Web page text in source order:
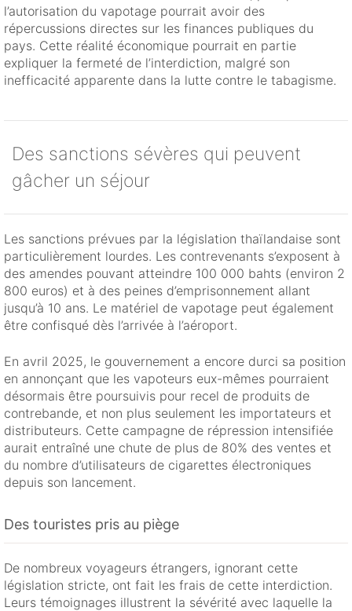
l’autorisation du vapotage pourrait avoir des
répercussions directes sur les finances publiques du
pays. Cette réalité économique pourrait en partie
expliquer la fermeté de l’interdiction, malgré son
inefficacité apparente dans la lutte contre le tabagisme.
Des sanctions sévères qui peuvent
gâcher un séjour
Les sanctions prévues par la législation thaïlandaise sont
particulièrement lourdes. Les contrevenants s’exposent à
des amendes pouvant atteindre 100 000 bahts (environ 2
800 euros) et à des peines d’emprisonnement allant
jusqu’à 10 ans. Le matériel de vapotage peut également
être confisqué dès l’arrivée à l’aéroport.
En avril 2025, le gouvernement a encore durci sa position
en annonçant que les vapoteurs eux-mêmes pourraient
désormais être poursuivis pour recel de produits de
contrebande, et non plus seulement les importateurs et
distributeurs. Cette campagne de répression intensifiée
aurait entraîné une chute de plus de 80% des ventes et
du nombre d’utilisateurs de cigarettes électroniques
depuis son lancement.
Des touristes pris au piège
De nombreux voyageurs étrangers, ignorant cette
législation stricte, ont fait les frais de cette interdiction.
Leurs témoignages illustrent la sévérité avec laquelle la